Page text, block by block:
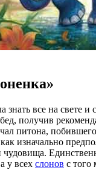
знать все на свете
получив
питона,
как изначально
у всех слонов с того